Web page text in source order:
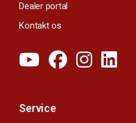
Dealer portal
Kontakt os
Service